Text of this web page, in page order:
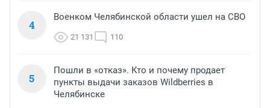
4
Военком Челябинской области ушел на СВО
21 131 110
5
Пошли в «отказ». Кто и почему продает
пункты выдачи заказов Wildberries в
Челябинске